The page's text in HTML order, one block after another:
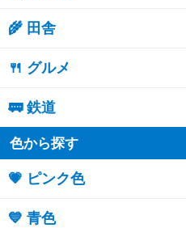
🌾 田舎
🍴 グルメ
🚃 鉄道
色から探す
💗 ピンク色
💙 青色